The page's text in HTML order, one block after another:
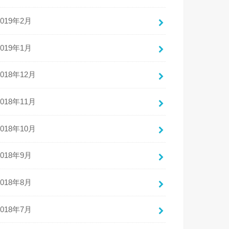
年2月
年1月
年12月
年11月
年10月
年9月
年8月
年7月